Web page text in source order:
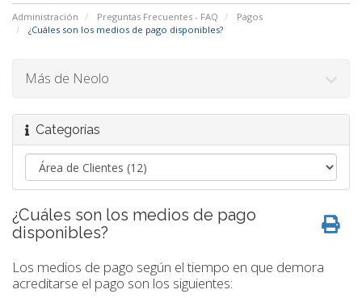
Administración Preguntas Frecuentes - FAQ
Pagos
¿Cuáles son los medios de pago disponibles?
Más de Neolo
Categorías
¿Cuáles son los medios de pago
disponibles?
Los medios de pago según el tiempo en que demora
acreditarse el pago son los siguientes: